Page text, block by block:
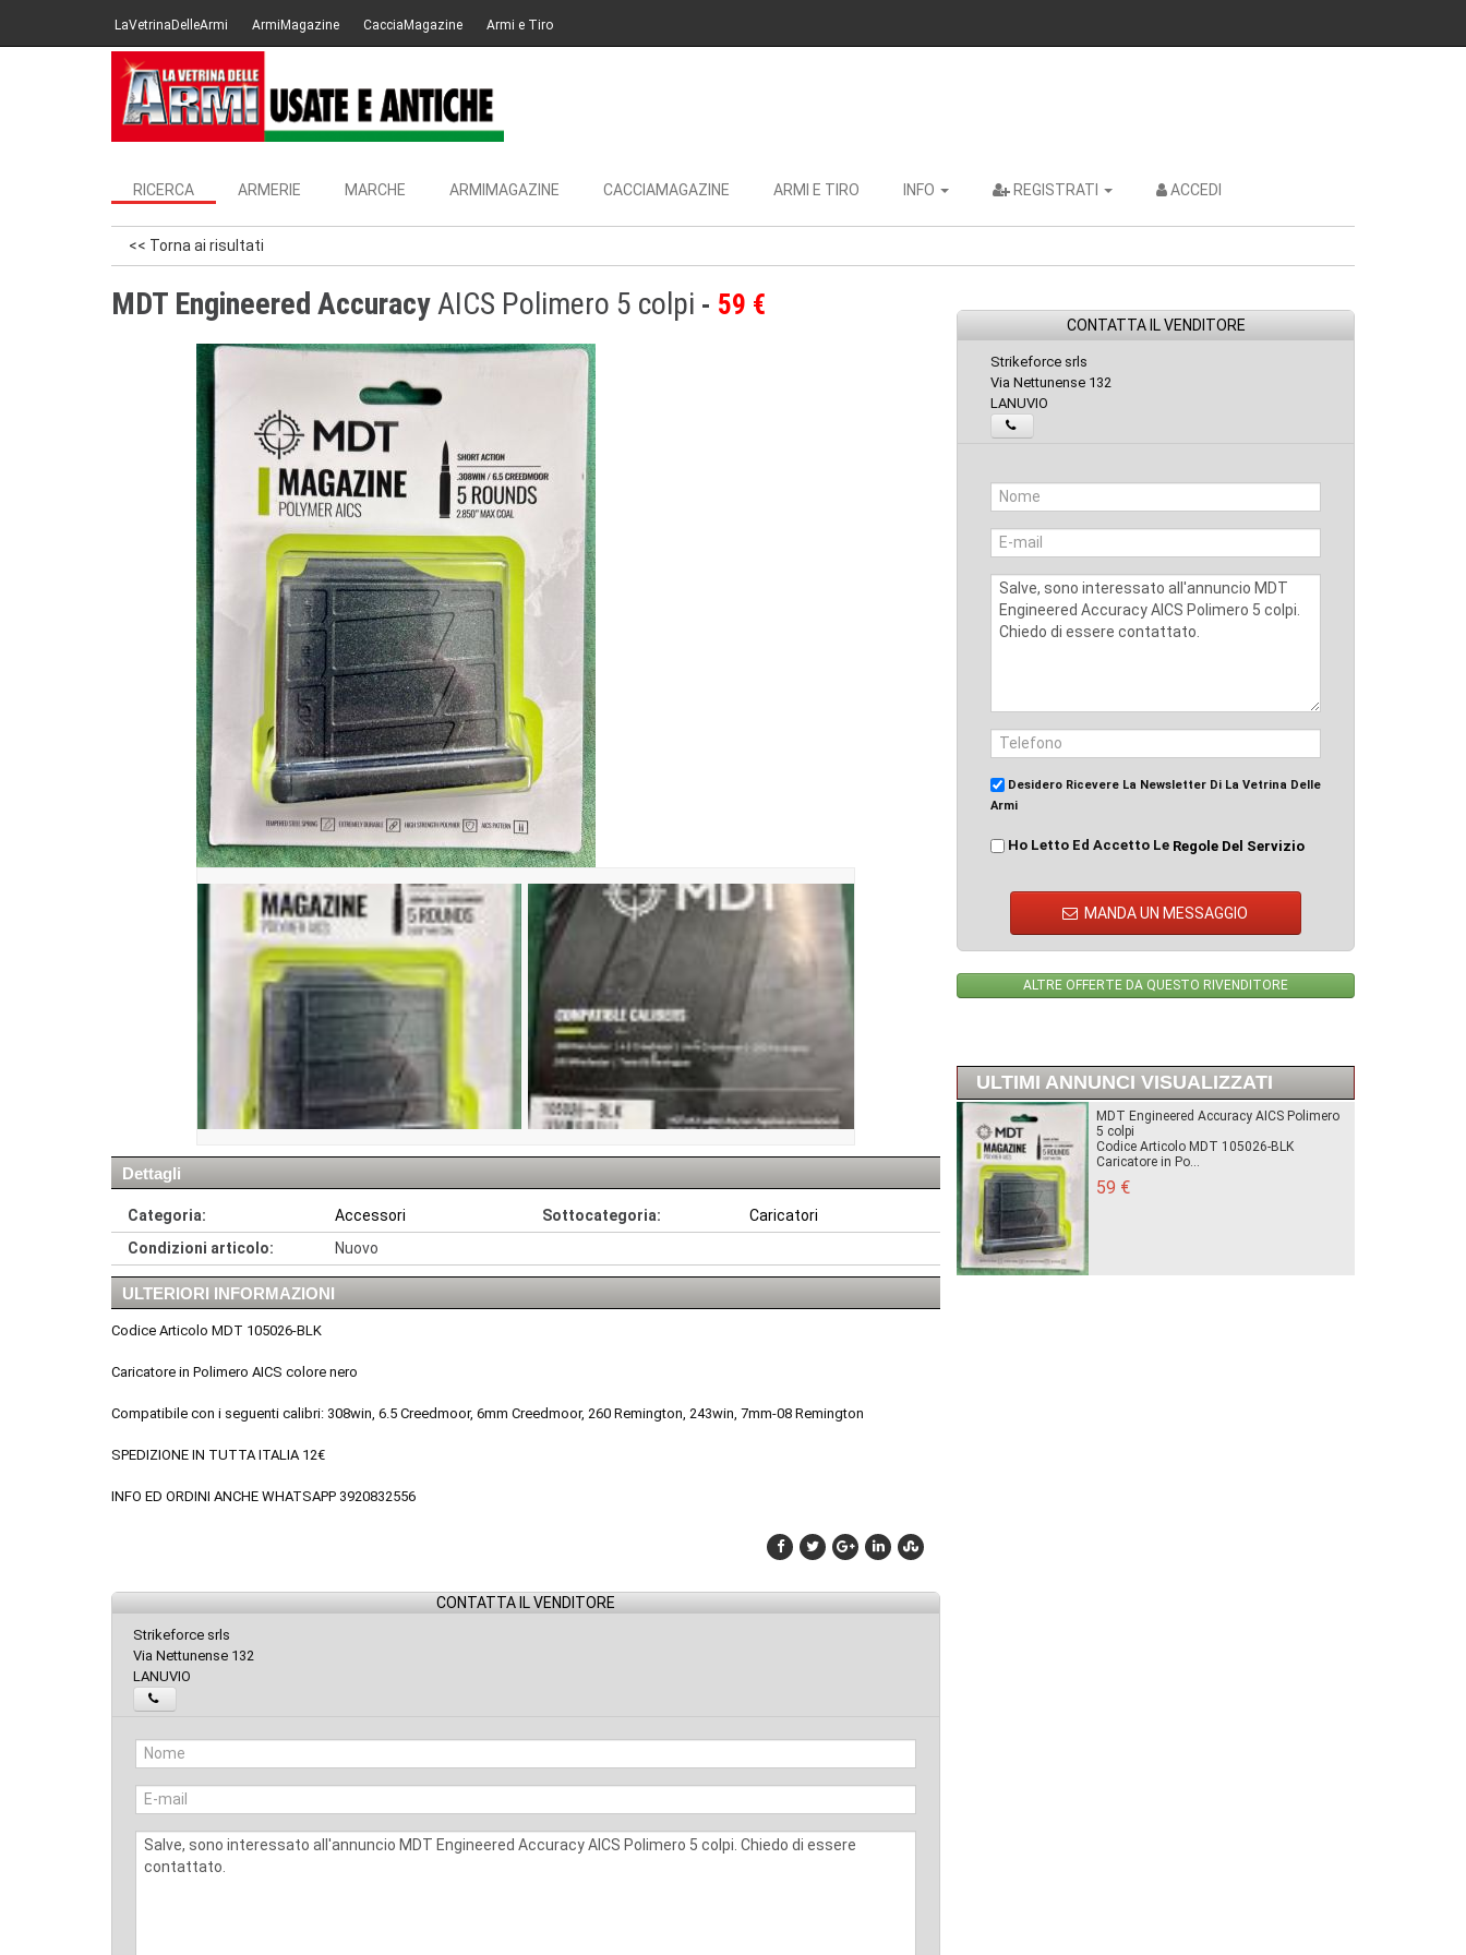
LaVetrinaDelleArmi ArmiMagazine CacciaMagazine Armi e Tiro
RICERCA ARMERIE MARCHE ARMIMAGAZINE CACCIAMAGAZINE ARMI E TIRO INFO REGISTRATI ACCEDI
<< Torna ai risultati
MDT Engineered AccuracyAICS Polimero 5 colpi 59 €
Dettagli
Categoria: Accessori Sottocategoria:
Caricatori
Condizioni articolo:
Nuovo
ULTERIORI INFORMAZIONI
Codice Articolo MDT 105026-BLK
Caricatore in Polimero AICS colore nero
Compatibile con i seguenti calibri: 308win, 6.5 Creedmoor, 6mm Creedmoor, 260 Remington, 243win, 7mm-08 Remington
SPEDIZIONE IN TUTTA ITALIA 12€
INFO ED ORDINI ANCHE WHATSAPP 3920832556
CONTATTA IL VENDITORE
Strikeforce srls
Via Nettunense 132
LANUVIO
CONTATTA IL VENDITORE
Strikeforce srls
Via Nettunense 132
LANUVIO
Desidero Ricevere La Newsletter Di La Vetrina Delle
Armi
Ho Letto Ed Accetto Le Regole Del Servizio
MANDA UN MESSAGGIO
ALTRE OFFERTE DA QUESTO RIVENDITORE
ULTIMI ANNUNCI VISUALIZZATI
MDT Engineered Accuracy AICS Polimero
5 colpi
Codice Articolo MDT 105026-BLK
Caricatore in Po...
59 €